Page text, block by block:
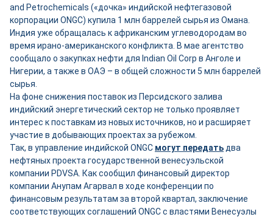
and Petrochemicals («дочка» индийской нефтегазовой
корпорации ONGC) купила 1 млн баррелей сырья из Омана.
Индия уже обращалась к африканским углеводородам во
время ирано-американского конфликта. В мае агентство
сообщало о закупках нефти для Indian Oil Corp в Анголе и
Нигерии, а также в ОАЭ – в общей сложности 5 млн баррелей
сырья.
На фоне снижения поставок из Персидского залива
индийский энергетический сектор не только проявляет
интерес к поставкам из новых источников, но и расширяет
участие в добывающих проектах за рубежом.
Так, в управление индийской ONGC могут передать два
нефтяных проекта государственной венесуэльской
компании PDVSA. Как сообщил финансовый директор
компании Анупам Агарвал в ходе конференции по
финансовым результатам за второй квартал, заключение
соответствующих соглашений ONGC с властями Венесуэлы